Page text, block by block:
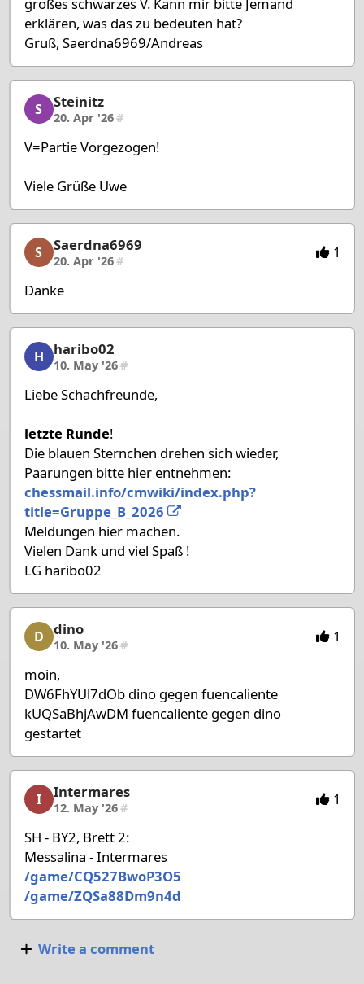
großes schwarzes V. Kann mir bitte Jemand
erklären, was das zu bedeuten hat?
Gruß, Saerdna6969/Andreas
Steinitz, 23/27, 20. Apr '26
S Steinitz
20. Apr '26#
V=Partie Vorgezogen!
Viele Grüße Uwe
Saerdna6969, 24/27, 20. Apr '26
S Saerdna6969
20. Apr '26# 1
Danke
haribo02, 25/27, 10. May '26
H haribo02
10. May '26#
Liebe Schachfreunde,
letzte Runde!
Die blauen Sternchen drehen sich wieder,
Paarungen bitte hier entnehmen:
chessmail.info/cmwiki/index.php?
title=Gruppe_B_2026
Meldungen hier machen.
Vielen Dank und viel Spaß !
LG haribo02
dino, 26/27, 10. May '26
D dino
10. May '26# 1
moin,
DW6FhYUl7dOb dino gegen fuencaliente
kUQSaBhjAwDM fuencaliente gegen dino
gestartet
Intermares, 27/27, 12. May '26
I Intermares
12. May '26# 1
SH - BY2, Brett 2:
Messalina - Intermares
/game/CQ527BwoP3O5
/game/ZQSa88Dm9n4d
Write a comment